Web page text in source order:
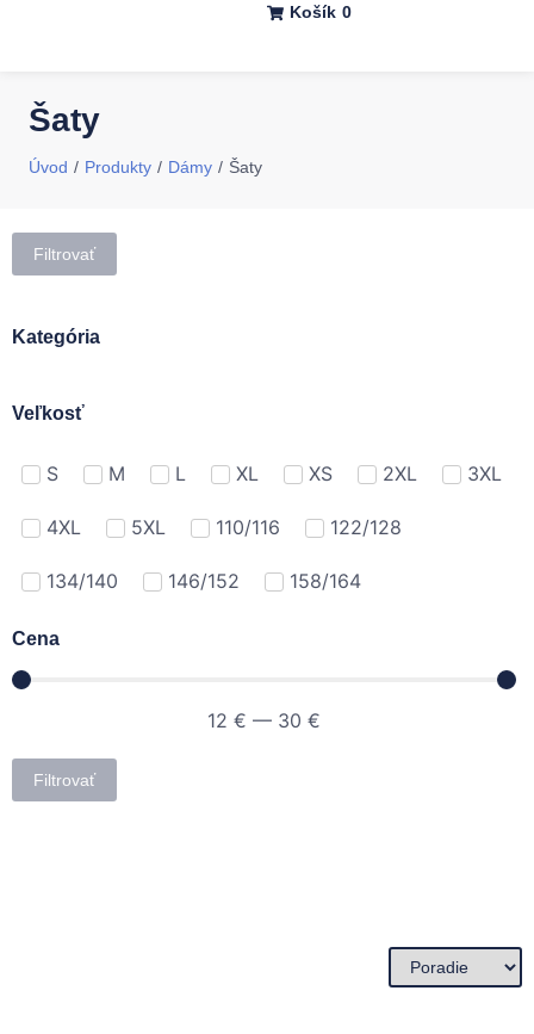
Košík 0
Šaty
Úvod / Produkty / Dámy / Šaty
Filtrovať
Kategória
Veľkosť
S M L XL XS 2XL 3XL
4XL 5XL 110/116 122/128
134/140 146/152 158/164
Cena
12 € — 30 €
Filtrovať